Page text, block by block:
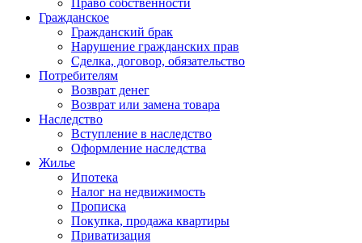
Право собственности
Гражданское
Гражданский брак
Нарушение гражданских прав
Сделка, договор, обязательство
Потребителям
Возврат денег
Возврат или замена товара
Наследство
Вступление в наследство
Оформление наследства
Жилье
Ипотека
Налог на недвижимость
Прописка
Покупка, продажа квартиры
Приватизация